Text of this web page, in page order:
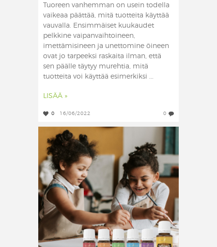
Tuoreen vanhemman on usein todella
vaikeaa päättää, mitä tuotteita käyttää
vauvalla. Ensimmäiset kuukaudet
pelkkine vaipanvaihtoineen,
imettämisineen ja unettomine öineen
ovat jo tarpeeksi raskaita ilman, että
sen päälle täytyy murehtia, mitä
tuotteita voi käyttää esimerkiksi ...
LISÄÄ »
0 16/06/2022 0